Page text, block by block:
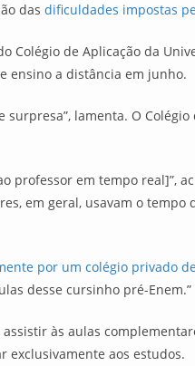
das dificuldades impostas
Colégio de Aplicação da
ensino a distância em junho.
lamenta. O Colégio
professor em tempo real]”,
em geral, usavam o tempo
por um colégio privado
desse cursinho pré-Enem.”
às aulas
exclusivamente aos estudos.